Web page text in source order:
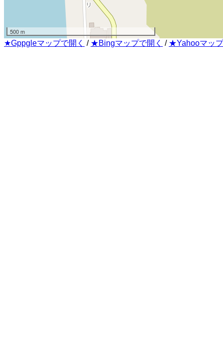
500 m
★Gppgleマップで開く / ★Bingマップで開く / ★Yahooマッ